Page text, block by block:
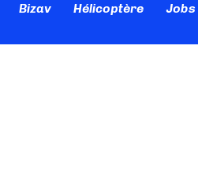
Bizav Hélicoptère Jobs